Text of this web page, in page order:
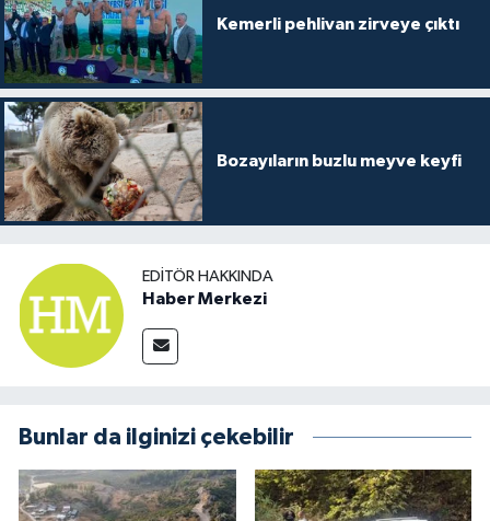
Kemerli pehlivan zirveye çıktı
Bozayıların buzlu meyve keyfi
EDITÖR HAKKINDA
Haber Merkezi
Bunlar da ilginizi çekebilir